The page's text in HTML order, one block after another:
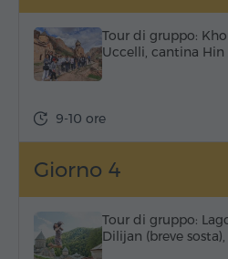
Tour di gruppo:
Uccelli, cantina Hin
9-10 ore
Giorno 4
Tour di gruppo:
Dilijan (breve